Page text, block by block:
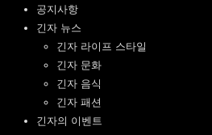
공지사항
긴자 뉴스
긴자 라이프 스타일
긴자 문화
긴자 음식
긴자 패션
긴자의 이벤트